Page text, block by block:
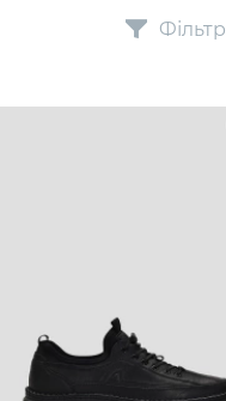
Фільтр